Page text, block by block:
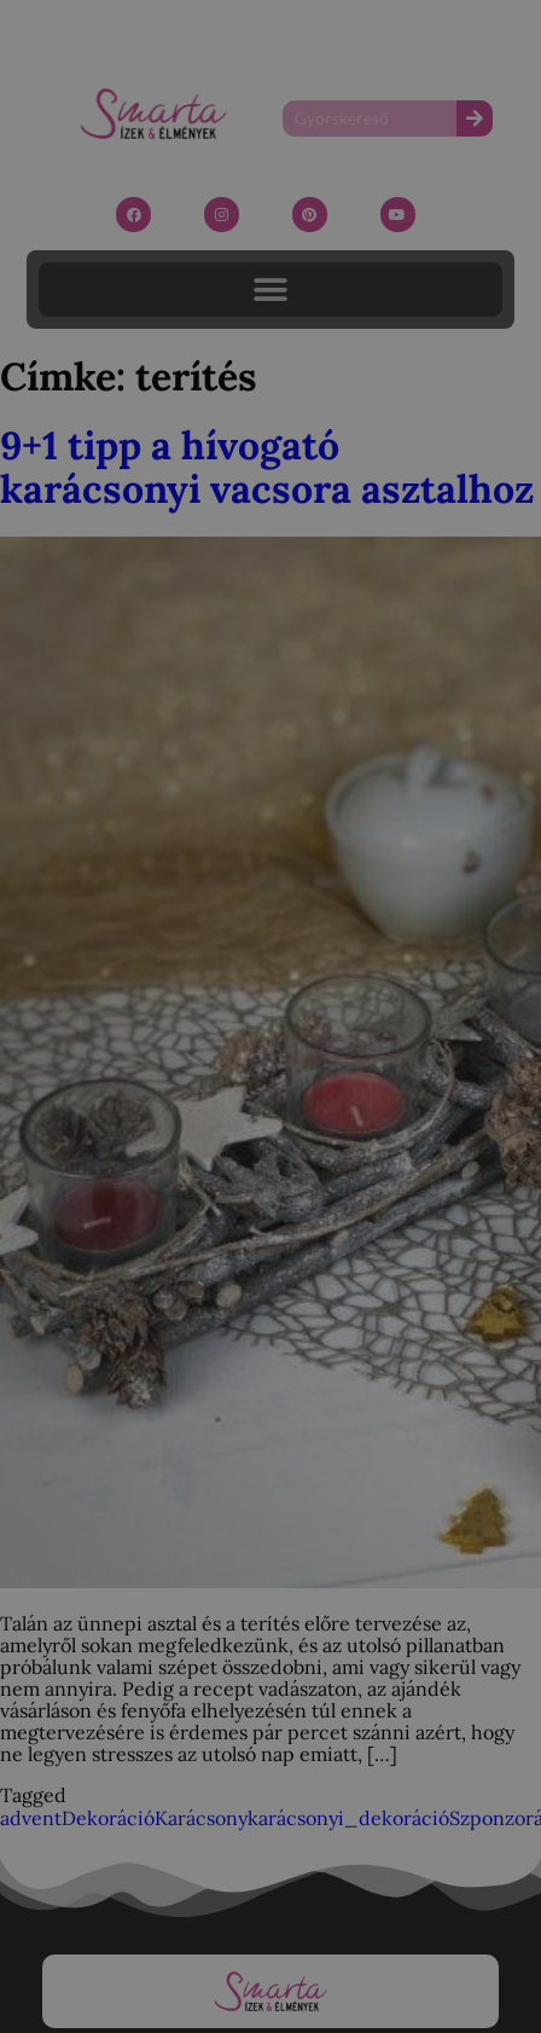
Címke: terítés
9+1 tipp a hívogató
karácsonyi vacsora asztalhoz
Talán az ünnepi asztal és a terítés előre tervezése az,
amelyről sokan megfeledkezünk, és az utolsó pillanatban
próbálunk valami szépet összedobni, ami vagy sikerül vagy
nem annyira. Pedig a recept vadászaton, az ajándék
vásárláson és fenyőfa elhelyezésén túl ennek a
megtervezésére is érdemes pár percet szánni azért, hogy
ne legyen stresszes az utolsó nap emiatt, […]
Tagged
adventDekorációKarácsonykarácsonyi_dekoráció